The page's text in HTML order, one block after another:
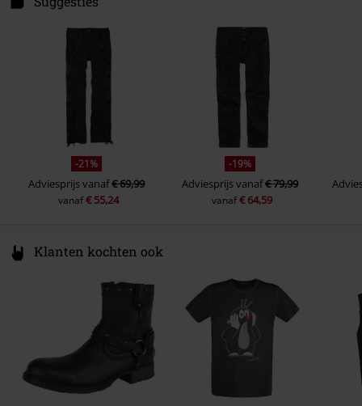
Zakken
Verzorgingsinstructies
49811 Lingen
-21%
Adviesprijsvanaf€ 69,99
vanaf€ 55,24
-19%
Adviesprijsvanaf€ 79,99
vanaf€ 64,59
Klanten kochten ook